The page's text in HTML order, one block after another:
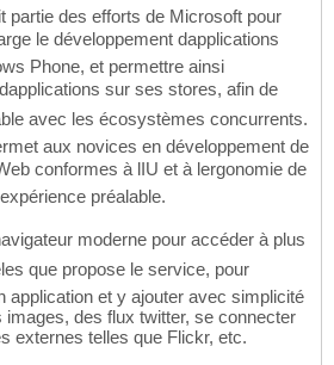
partie des efforts de Microsoft pour
le développement dapplications
Phone, et permettre ainsi
sur ses stores, afin de
avec les écosystèmes concurrents.
aux novices en développement de
conformes à lIU et à lergonomie de
préalable.
moderne pour accéder à plus
que propose le service, pour
application et y ajouter avec simplicité
des flux twitter, se connecter
externes telles que Flickr, etc.